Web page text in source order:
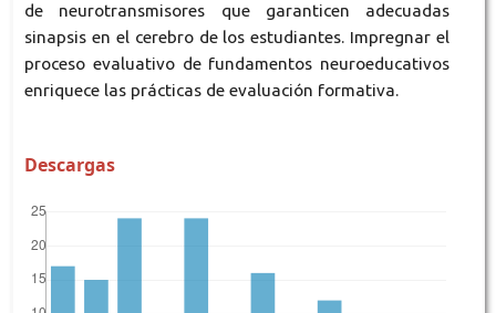
de neurotransmisores que garanticen adecuadas
sinapsis en el cerebro de los estudiantes. Impregnar el
proceso evaluativo de fundamentos neuroeducativos
enriquece las prácticas de evaluación formativa.
Descargas